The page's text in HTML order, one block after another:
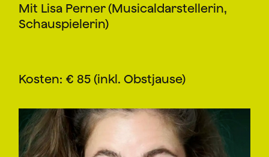
Mit Lisa Perner (Musicaldarstellerin,
Schauspielerin)
Kosten: € 85 (inkl. Obstjause)